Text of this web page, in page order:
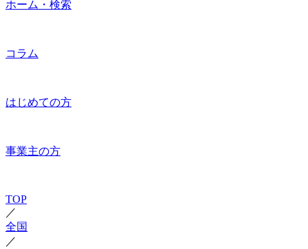
ホーム・検索
コラム
はじめての方
事業主の方
TOP
／
全国
／